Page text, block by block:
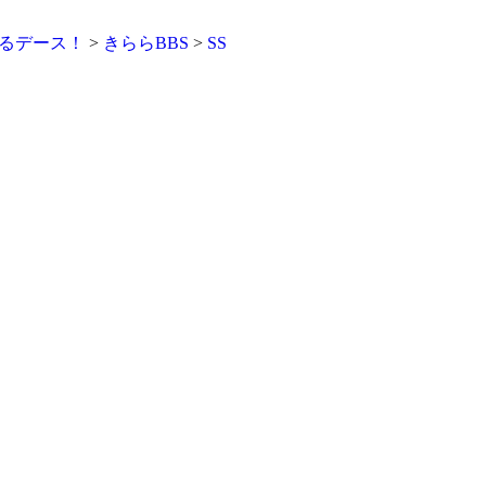
デース！ > きららBBS > SS